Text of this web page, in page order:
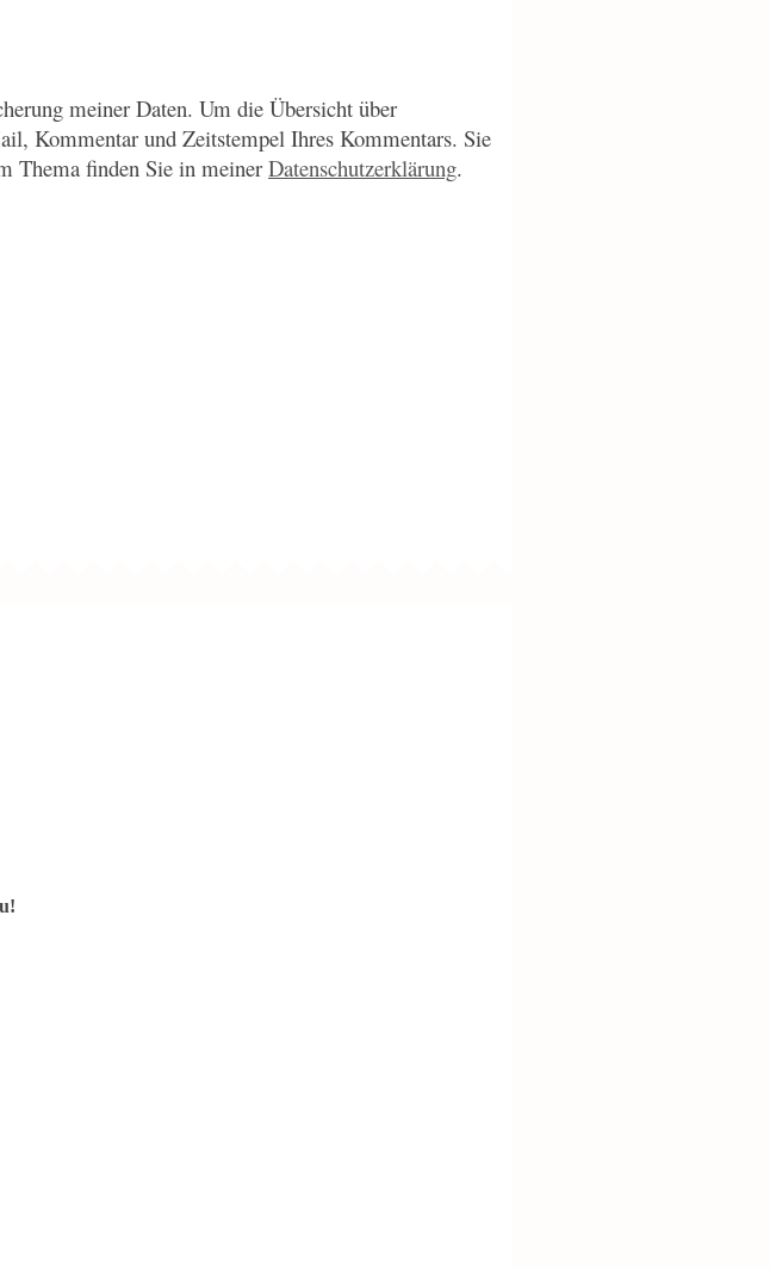
meiner Daten. Um die Übersicht über
Kommentar und Zeitstempel Ihres Kommentars. Sie
Thema finden Sie in meiner Datenschutzerklärung.